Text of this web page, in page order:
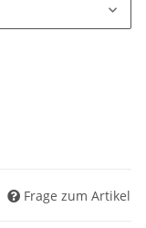
Frage zum Artikel